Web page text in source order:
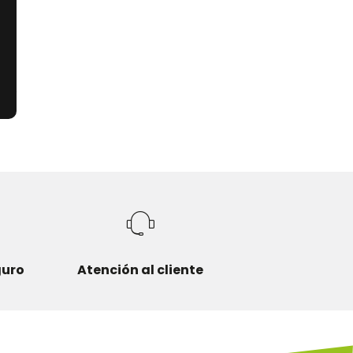
Atención al cliente